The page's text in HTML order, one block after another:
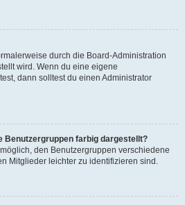
durch die Board-Administration
wird. Wenn du eine eigene
dann solltest du einen Administrator
Benutzergruppen farbig dargestellt?
den Benutzergruppen verschiedene
Mitglieder leichter zu identifizieren sind.